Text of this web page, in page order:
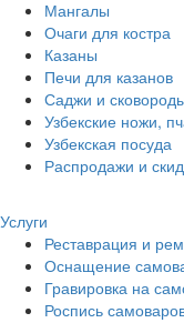
Мангалы
Очаги для костра
Казаны
Печи для казанов
Саджи и
Узбекские ножи,
Узбекская посуда
Распродажи и
Услуги
Реставрация и
Оснащение
Гравировка на
Роспись